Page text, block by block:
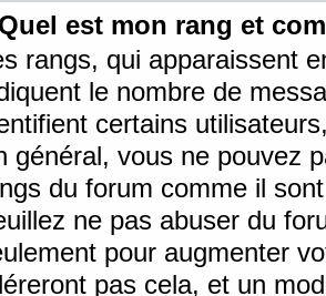
est mon rang et
rangs, qui apparaissent
le nombre de
certains
général, vous ne pouvez
du forum comme il
ne pas abuser du
pour augmenter
pas cela, et un